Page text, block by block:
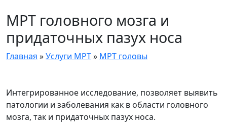
МРТ головного мозга и
придаточных пазух носа
Главная »Услуги МРТ» МРТ головы
Интегрированное исследование, позволяет выявить
патологии и заболевания как в области головного
мозга, так и придаточных пазух носа.